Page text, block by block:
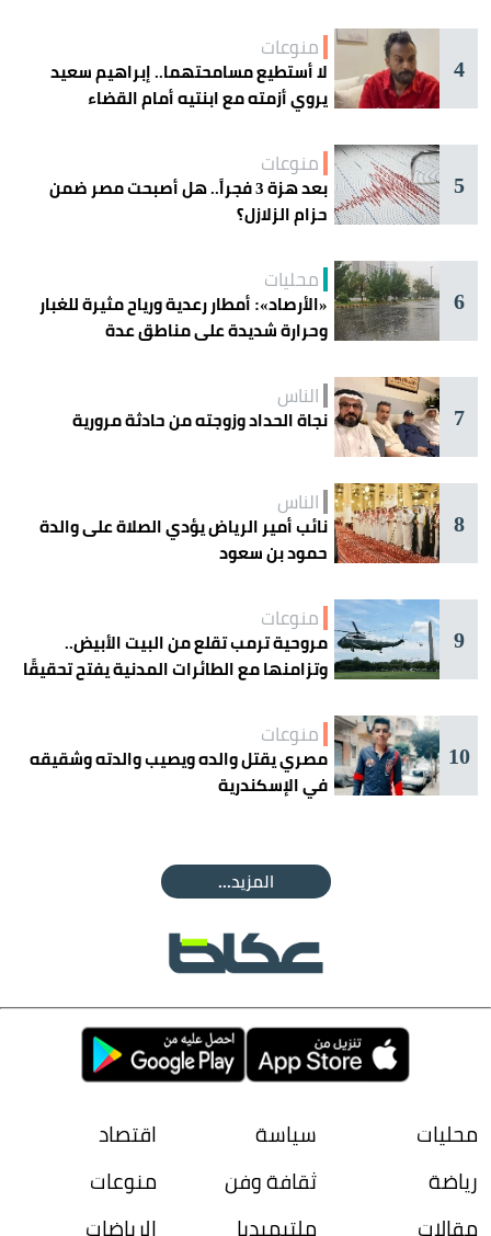
4
منوعات
لا أستطيع مسامحتهما.. إبراهيم سعيد
يروي أزمته مع ابنتيه أمام القضاء
5
منوعات
بعد هزة 3 فجراً.. هل أصبحت مصر ضمن
حزام الزلازل؟
6
محليات
«الأرصاد»: أمطار رعدية ورياح مثيرة للغبار
وحرارة شديدة على مناطق عدة
7
الناس
نجاة الحداد وزوجته من حادثة مرورية
8
الناس
نائب أمير الرياض يؤدي الصلاة على والدة
حمود بن سعود
9
منوعات
مروحية ترمب تقلع من البيت الأبيض..
وتزامنها مع الطائرات المدنية يفتح تحقيقًا
10
منوعات
مصري يقتل والده ويصيب والدته وشقيقه
في الإسكندرية
المزيد...
محليات سياسة
اقتصاد
رياضة
ثقافة وفن
منوعات